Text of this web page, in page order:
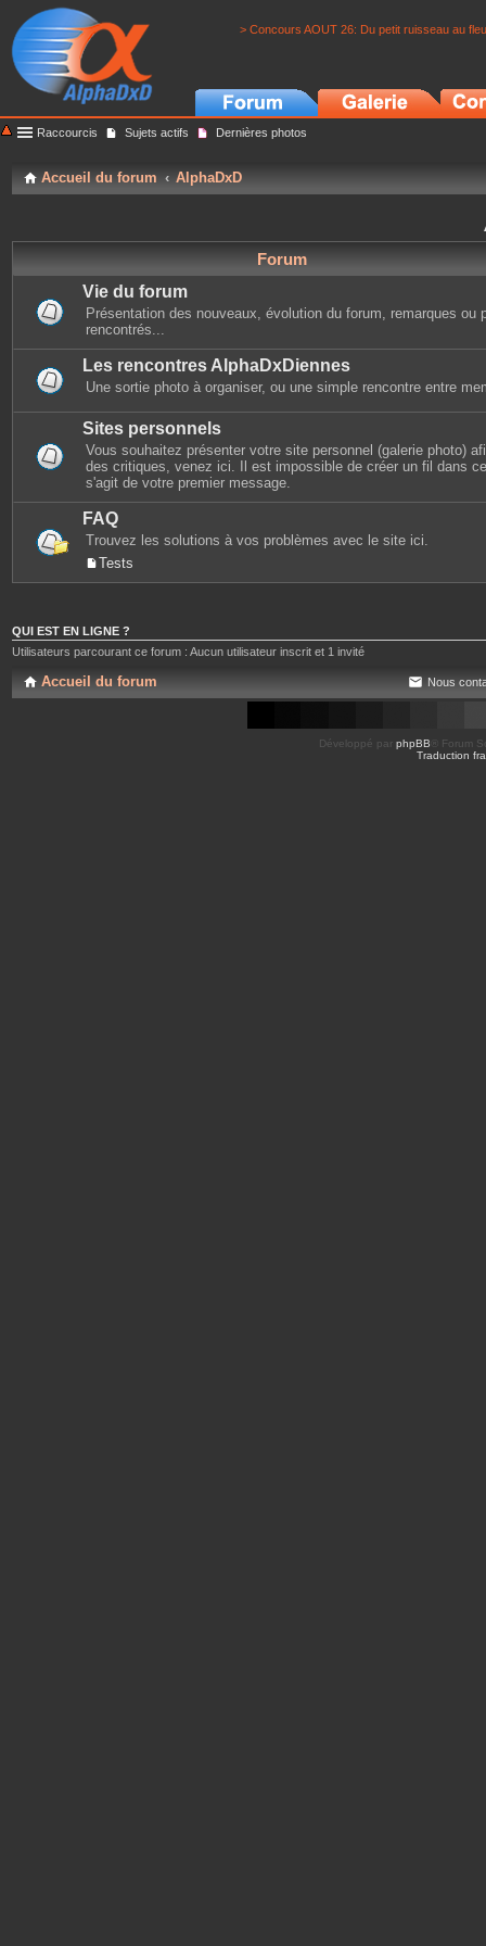
> Concours AOUT 26: Du petit ruisseau au
Raccourcis Sujets actifs Dernières photos
Accueil du forum AlphaDxD
Forum
Vie du forum
Présentation des nouveaux, évolution du forum, remarques ou
rencontrés...
Les rencontres AlphaDxDiennes
Une sortie photo à organiser, ou une simple rencontre entre
Sites personnels
Vous souhaitez présenter votre site personnel (galerie photo)
des critiques, venez ici. Il est impossible de créer un fil dans
s'agit de votre premier message.
FAQ
Trouvez les solutions à vos problèmes avec le site ici.
Tests
QUI EST EN LIGNE ?
Utilisateurs parcourant ce forum : Aucun utilisateur inscrit et 1 invité
Accueil du forum Nous
Développé par phpBB ® Forum
Traduction